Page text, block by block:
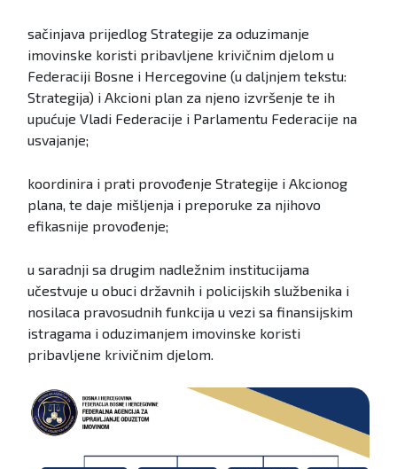
sačinjava prijedlog Strategije za oduzimanje
imovinske koristi pribavljene krivičnim djelom u
Federaciji Bosne i Hercegovine (u daljnjem tekstu:
Strategija) i Akcioni plan za njeno izvršenje te ih
upućuje Vladi Federacije i Parlamentu Federacije na
usvajanje;
koordinira i prati provođenje Strategije i Akcionog
plana, te daje mišljenja i preporuke za njihovo
efikasnije provođenje;
u saradnji sa drugim nadležnim institucijama
učestvuje u obuci državnih i policijskih službenika i
nosilaca pravosudnih funkcija u vezi sa finansijskim
istragama i oduzimanjem imovinske koristi
pribavljene krivičnim djelom.